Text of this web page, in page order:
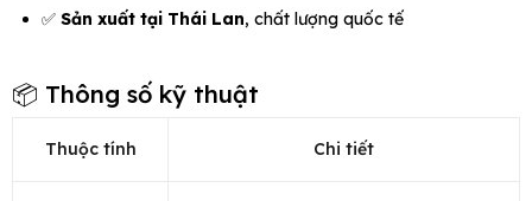
✅ Sản xuất tại Thái Lan, chất lượng quốc tế
📦 Thông số kỹ thuật
Thuộc tính Chi tiết